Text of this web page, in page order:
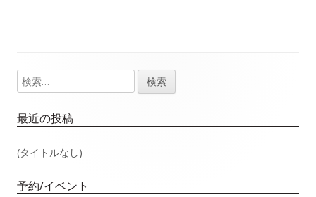
ー
シ
ョ
ン
メ
イ
ン
検
索:
最近の投稿
(タイトルなし)
予約/イベント